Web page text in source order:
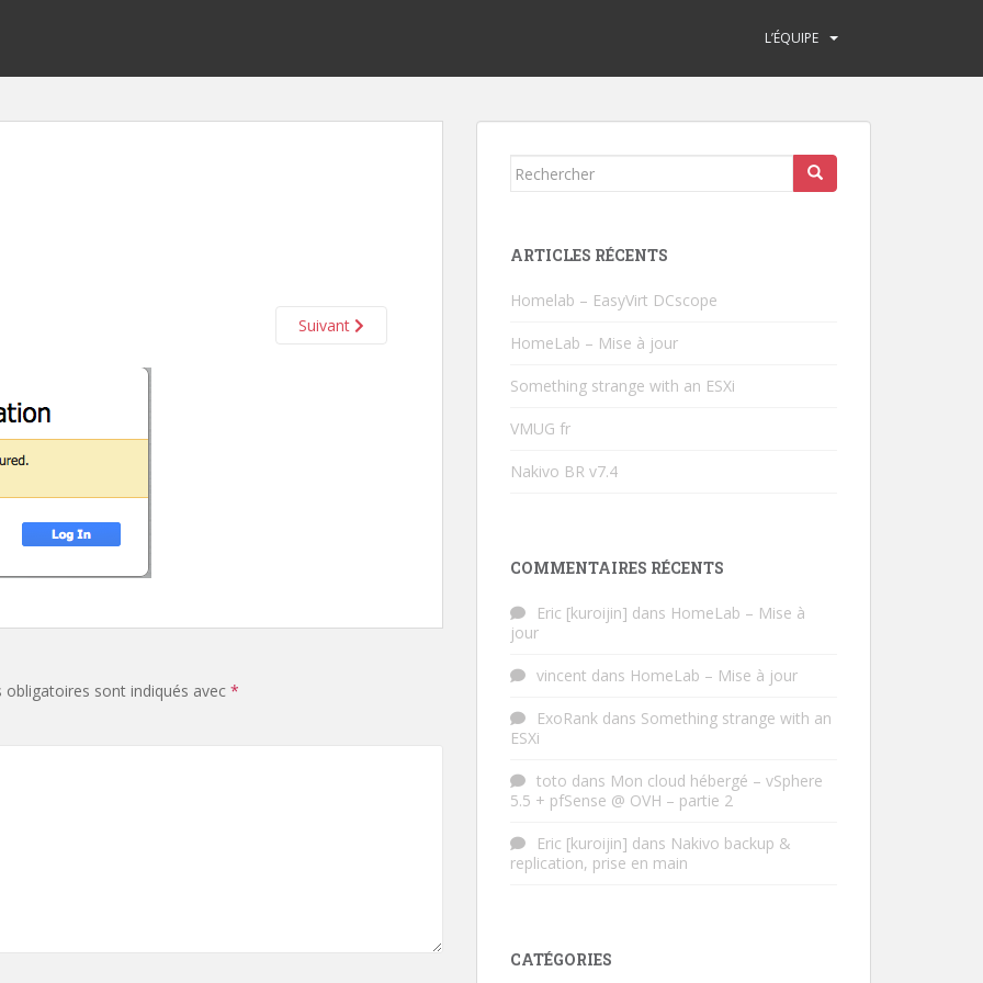
L’ÉQUIPE
Suivant
obligatoires sont indiqués avec *
Rechercher...
ARTICLES RÉCENTS
Homelab – EasyVirt DCscope
HomeLab – Mise à jour
Something strange with an ESXi
VMUG fr
Nakivo BR v7.4
COMMENTAIRES RÉCENTS
Eric [kuroijin] dans HomeLab – Mise à
jour
vincent dans HomeLab – Mise à jour
ExoRank dans Something strange with an
ESXi
toto dans Mon cloud hébergé – vSphere
5.5 + pfSense @ OVH – partie 2
Eric [kuroijin] dans Nakivo backup &
replication, prise en main
CATÉGORIES